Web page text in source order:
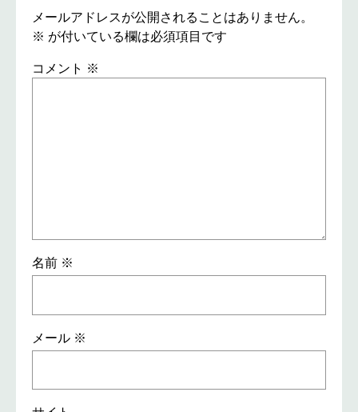
メールアドレスが公開されることはありません。
※ が付いている欄は必須項目です
コメント ※
名前 ※
メール ※